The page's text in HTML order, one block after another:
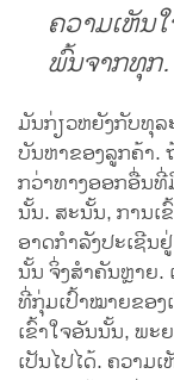
ຄວາມເຫັນ
ພົ້ນຈາກທຸກ.
ມັນກ່ຽວຫຍັງກັບທຸ
ບັນຫາຂອງລູກຄ້າ.
ກວ່າທາງອອກອື່ນ
ນັ້ນ. ສະນັ້ນ, ການເ
ອາດກຳລັງປະເຊີ
ນັ້ນ ຈິ່ງສຳຄັນຫຼາຍ.
ທີ່ກຸ່ມເປົ້າໝາຍຂອງ
ເຂົ້າໃຈອັນນັ້ນ, ພ
ເປັນໄປໄດ້. ຄວາມ